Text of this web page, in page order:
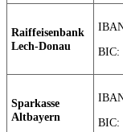
Raiffeisenbank
Lech-Donau
BIC:
Sparkasse
Altbayern
BIC: